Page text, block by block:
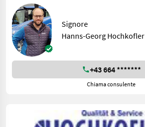
Signore
Hanns-Georg Hochkofler
+43 664 *******
Chiama consulente